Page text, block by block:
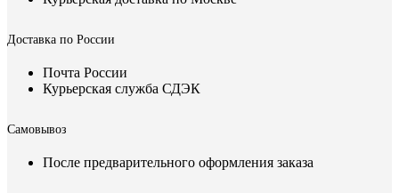
Доставка по России
Почта России
Курьерская служба СДЭК
Самовывоз
После предварительного оформления заказа